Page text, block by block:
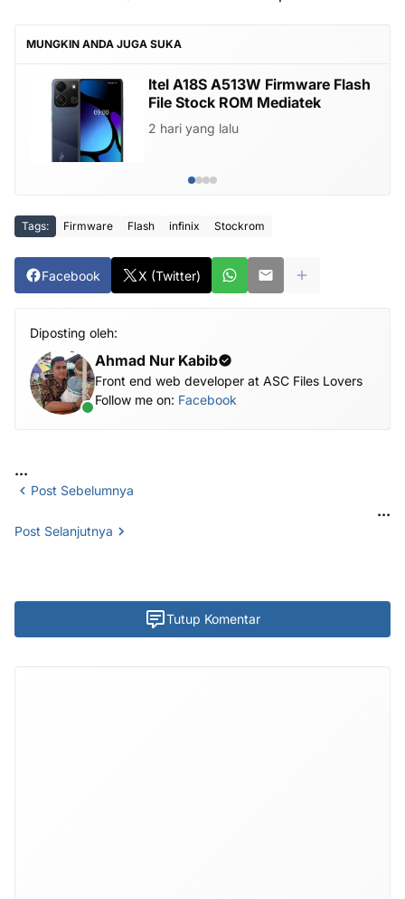
MUNGKIN ANDA JUGA SUKA
Itel A18S A513W Firmware Flash
File Stock ROM Mediatek
2 hari yang lalu
Tags: Firmware Flash infinix Stockrom
Facebook X (Twitter)
Diposting oleh:
Ahmad Nur Kabib
Front end web developer at ASC Files Lovers
Follow me on: Facebook
...
Post Sebelumnya
...
Post Selanjutnya
Tutup Komentar